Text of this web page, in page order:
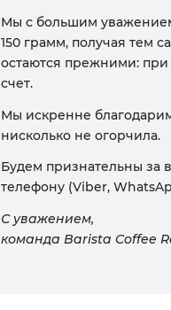
Мы с большим уважением
150 грамм, получая тем
остаются прежними: при
счет.
Мы искренне благодарим
нисколько не огорчила.
Будем признательны
телефону (Viber,
С уважением,
команда Barista Coffee